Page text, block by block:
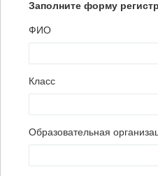
Заполните форму
ФИО
Класс
Образовательная